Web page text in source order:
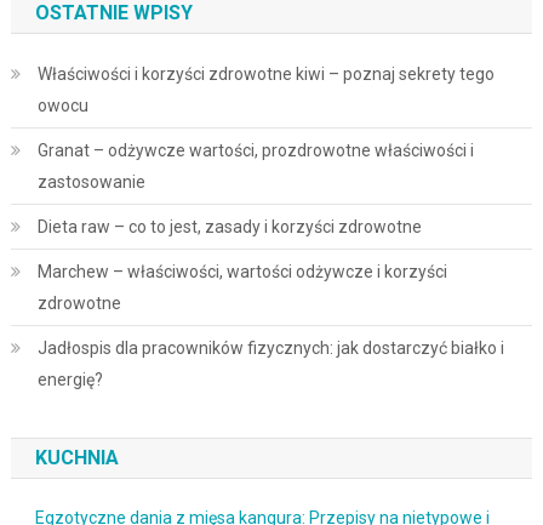
OSTATNIE WPISY
Właściwości i korzyści zdrowotne kiwi – poznaj sekrety tego
owocu
Granat – odżywcze wartości, prozdrowotne właściwości i
zastosowanie
Dieta raw – co to jest, zasady i korzyści zdrowotne
Marchew – właściwości, wartości odżywcze i korzyści
zdrowotne
Jadłospis dla pracowników fizycznych: jak dostarczyć białko i
energię?
KUCHNIA
Egzotyczne dania z mięsa kangura: Przepisy na nietypowe i